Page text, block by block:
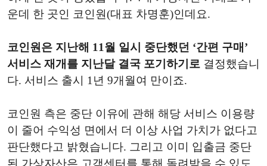
운데 한 곳인 코인원(대표 차명훈)인데요.
코인원은 지난해 11월 일시 중단했던 ‘간편 구매’
서비스 재개를 지난달 결국 포기하기로 결정했습니
다. 서비스 출시 1년 9개월여 만이죠.
코인원 측은 중단 이유에 관해 해당 서비스 이용량
이 줄어 수익성 면에서 더 이상 사업 가치가 없다고
판단했다고 밝혔습니다. 그리고 이미 입출금 중단
된 가상자산은 고객센터를 통해 돌려받을 수 있도